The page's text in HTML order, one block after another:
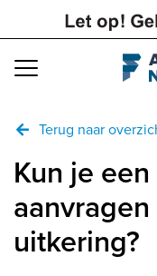
Navigation
Terug naar
Kun je
uitkering?